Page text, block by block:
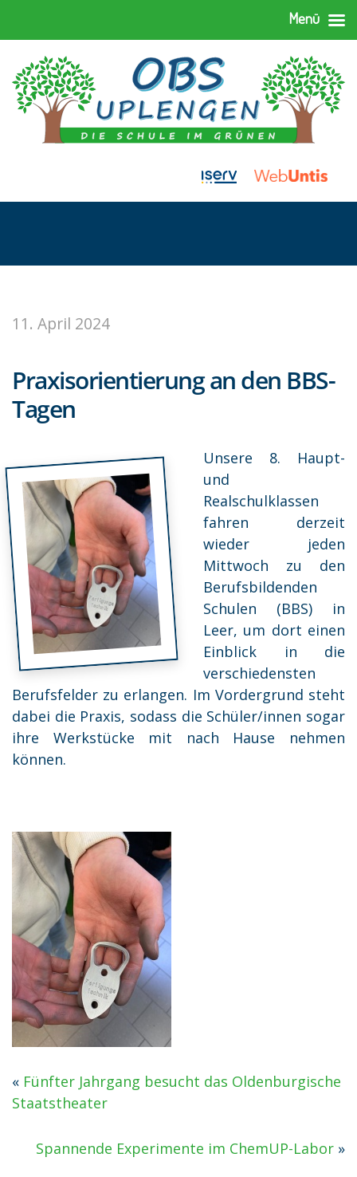
11. April 2024
Praxisorientierung an den BBS-
Tagen
Unsere 8. Haupt-
und
Realschulklassen
fahren derzeit
wieder jeden
Mittwoch zu den
Berufsbildenden
Schulen (BBS) in
Leer, um dort einen
Einblick in die
verschiedensten
Berufsfelder zu erlangen. Im Vordergrund steht
dabei die Praxis, sodass die Schüler/innen sogar
ihre Werkstücke mit nach Hause nehmen
können.
« Fünfter Jahrgang besucht das Oldenburgische
Staatstheater
Spannende Experimente im ChemUP-Labor »
Menü